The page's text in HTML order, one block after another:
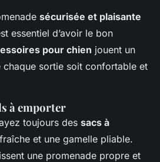
sécurisée et plaisante
essentiel d’avoir le bon
pour chien jouent un
sortie soit confortable et
à emporter
toujours des sacs à
et une gamelle pliable.
une promenade propre et